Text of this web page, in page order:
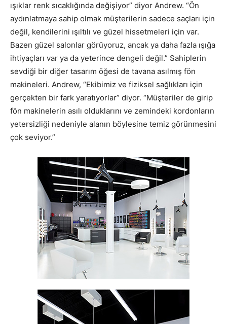
ışıklar renk sıcaklığında değişiyor” diyor Andrew. “Ön
aydınlatmaya sahip olmak müşterilerin sadece saçları için
değil, kendilerini ışıltılı ve güzel hissetmeleri için var.
Bazen güzel salonlar görüyoruz, ancak ya daha fazla ışığa
ihtiyaçları var ya da yeterince dengeli değil.” Sahiplerin
sevdiği bir diğer tasarım öğesi de tavana asılmış fön
makineleri. Andrew, “Ekibimiz ve fiziksel sağlıkları için
gerçekten bir fark yaratıyorlar” diyor. “Müşteriler de girip
fön makinelerin asılı olduklarını ve zemindeki kordonların
yetersizliği nedeniyle alanın böylesine temiz görünmesini
çok seviyor.”